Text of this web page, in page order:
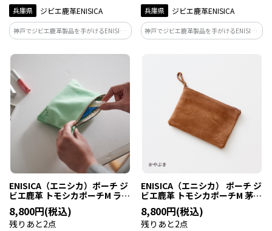
兵庫県 ジビエ鹿革ENISICA
神戸でジビエ鹿革製品を手がけるENISICA
が作った、筆記具をやさしくまとめるペ
ンケース。カラーは雪曇（ゆきぐも
し込む雪景色を思わせるライトグレー。
兵庫県 ジビエ鹿革ENISICA
神戸でジビエ鹿革製品を手がけるENISICA
が作った、しなやかで軽い、見た目より
る九州、そのルーツの黒を表すダークグ
ENISICA（エニシカ）ポーチ ジ
ビエ鹿革 トモシカポーチM ラム
ネ 1個
8,800円(税込)
残りあと2点
ENISICA（エニシカ） ポーチ ジ
ビエ鹿革 トモシカポーチM 茅葺
（かやぶき） 1個
8,800円(税込)
残りあと2点